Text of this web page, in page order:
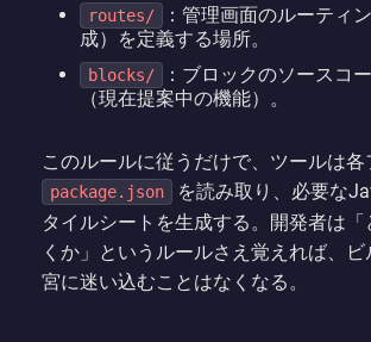
routes/
：管理画面のルーティ
成）を定義する場所。
blocks/
：ブロックのソースコ
（現在提案中の機能）。
このルールに従うだけで、ツールは
package.json
を読み取り、必要な
タイルシートを生成する。開発者は
くか」というルールさえ覚えれば、
宮に迷い込むことはなくなる。